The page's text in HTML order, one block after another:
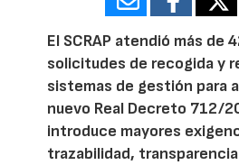
El SCRAP atendió más de
solicitudes de recogida y
sistemas de gestión para
nuevo Real Decreto 712/
introduce mayores
trazabilidad,